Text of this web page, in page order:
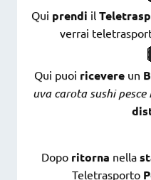
Qui prendi il
verrai
Qui puoi ricevere un
uva carota sushi pesce
Dopo ritorna nella
Teletrasporto